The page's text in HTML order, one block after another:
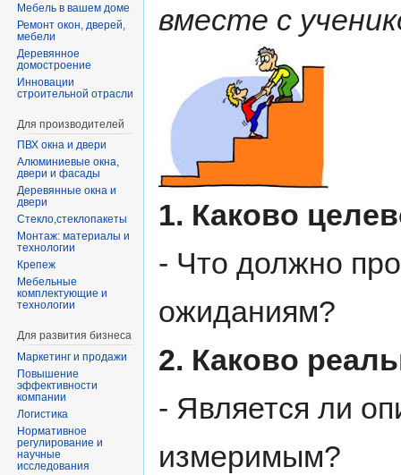
вместе с
1. Каково
- Что должно
ожиданиям?
2. Каково
- Является ли
измеримым?
Мебель в вашем доме
Ремонт окон, дверей,
мебели
Деревянное
домостроение
Инновации
строительной отрасли
Для производителей
ПВХ окна и двери
Алюминиевые окна,
двери и фасады
Деревянные окна и
двери
Стекло,стеклопакеты
Монтаж: материалы и
технологии
Крепеж
Мебельные
комплектующие и
технологии
Для развития бизнеса
Маркетинг и продажи
Повышение
эффективности
компании
Логистика
Нормативное
регулирование и
научные
исследования